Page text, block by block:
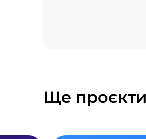
Ще проєкти